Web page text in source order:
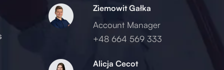
Ziemowit Gałka
Account Manager
+48 664 569 333
Alicja Cecot